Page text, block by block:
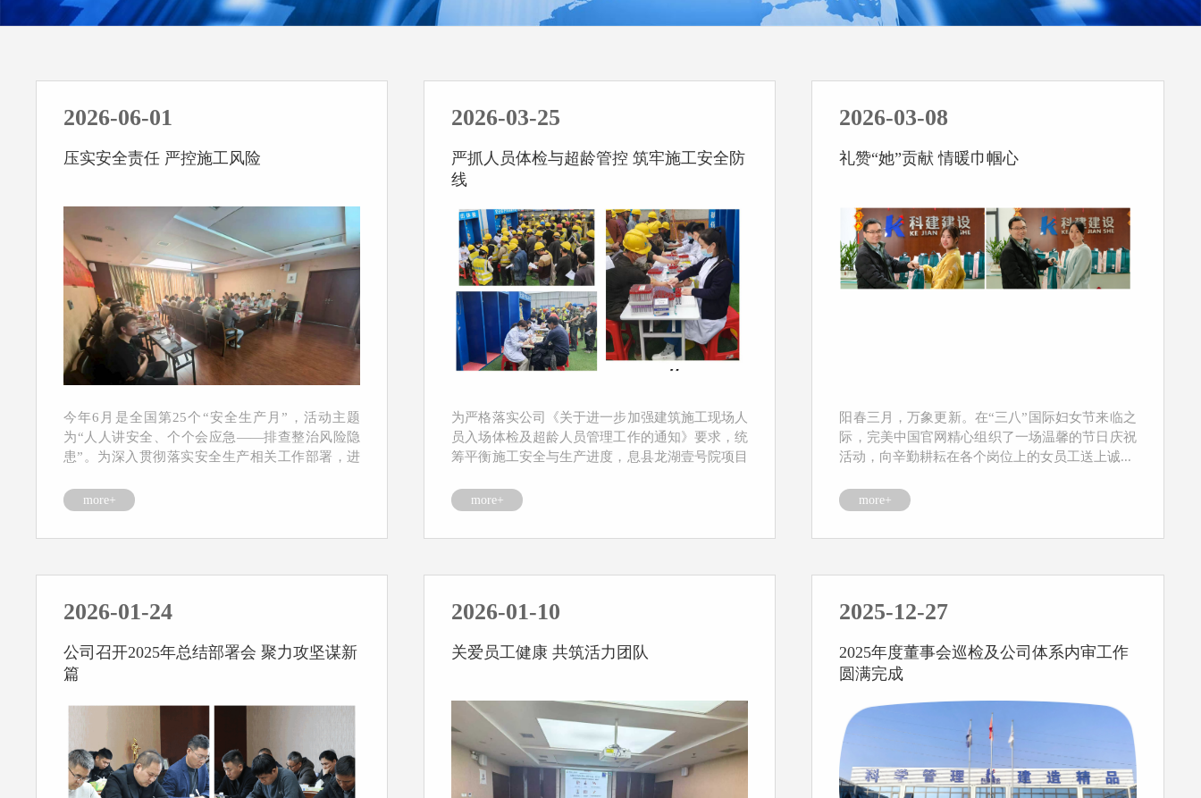
2026-06-01
压实安全责任 严控施工风险
今年6月是全国第25个“安全生产月”，活动主题
为“人人讲安全、个个会应急——排查整治风险隐
患”。为深入贯彻落实安全生产相关工作部署，进
more+
2026-03-25
严抓人员体检与超龄管控 筑牢施工安全防
线
为严格落实公司《关于进一步加强建筑施工现场人
员入场体检及超龄人员管理工作的通知》要求，统
筹平衡施工安全与生产进度，息县龙湖壹号院项目
more+
2026-03-08
礼赞“她”贡献 情暖巾帼心
阳春三月，万象更新。在“三八”国际妇女节来临之
际，完美中国官网精心组织了一场温馨的节日庆祝
活动，向辛勤耕耘在各个岗位上的女员工送上诚...
more+
2026-01-24
公司召开2025年总结部署会 聚力攻坚谋新
篇
2026-01-10
关爱员工健康 共筑活力团队
2025-12-27
2025年度董事会巡检及公司体系内审工作
圆满完成